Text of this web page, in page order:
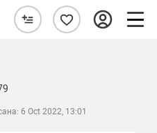
6 Oct 2022, 13:01